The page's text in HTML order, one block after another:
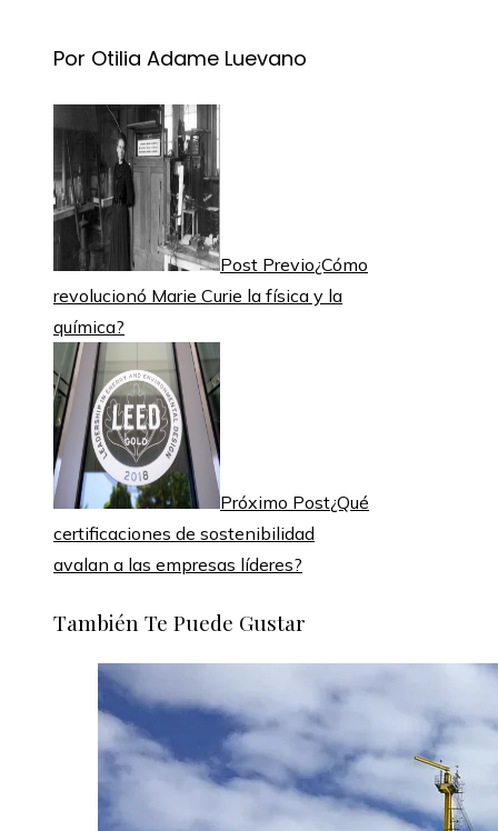
Por Otilia Adame Luevano
Post Previo¿Cómo
revolucionó Marie Curie la física y la
química?
Próximo Post¿Qué
certificaciones de sostenibilidad
avalan a las empresas líderes?
También Te Puede Gustar